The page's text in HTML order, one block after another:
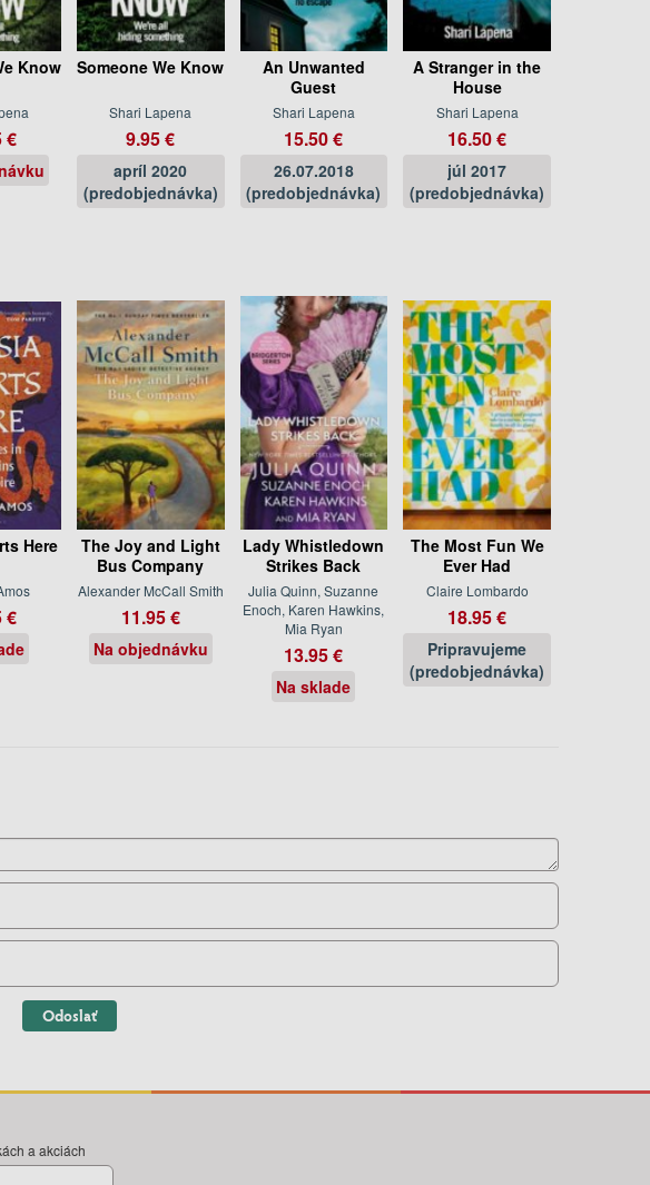
Know
€
Someone We Know
Shari Lapena
9.95 €
apríl 2020
(predobjednávka)
An Unwanted
Guest
Shari Lapena
15.50 €
26.07.2018
(predobjednávka)
A Stranger in the
House
Shari Lapena
16.50 €
júl 2017
(predobjednávka)
Here
€
The Joy and Light
Bus Company
Alexander McCall Smith
11.95 €
Na objednávku
Lady Whistledown
Strikes Back
Julia Quinn, Suzanne
Enoch, Karen Hawkins,
Mia Ryan
13.95 €
Na sklade
The Most Fun We
Ever Had
Claire Lombardo
18.95 €
Pripravujeme
(predobjednávka)
Odoslať
a akciách